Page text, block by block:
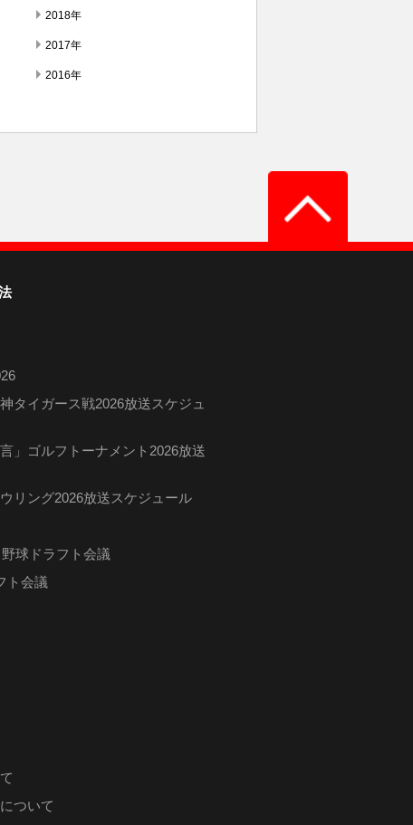
2018年
2017年
2016年
タイガース戦2026放送スケジュ
」ゴルフトーナメント2026放送
リング2026放送スケジュール
球ドラフト会議
ト会議
ついて